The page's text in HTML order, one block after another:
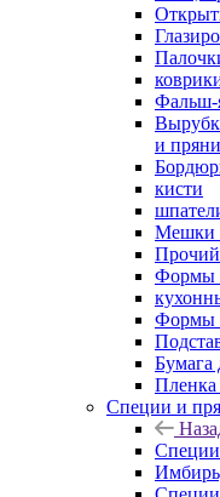
Фальш-
и
кисти
Мешки
Прочий
Формы
Формы
Бумага
Пленка
Специи и
Специи